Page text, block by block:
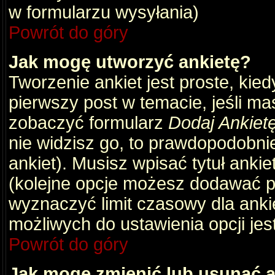
w formularzu wysyłania)
Powrót do góry
Jak mogę utworzyć ankietę?
Tworzenie ankiet jest proste,
pierwszy post w temacie, jeśli
zobaczyć formularz Dodaj
nie widzisz go, to
ankiet). Musisz wpisać tytuł
(kolejne opcje możesz dodawać
wyznaczyć limit czasowy dla
możliwych do ustawienia opcji
Powrót do góry